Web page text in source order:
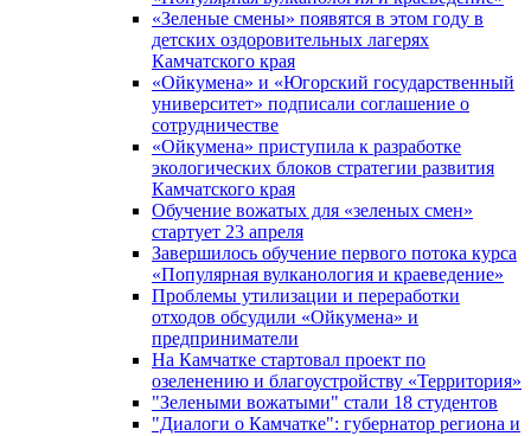
«Зеленые смены» появятся в этом году в
детских оздоровительных лагерях
Камчатского края
«Ойкумена» и «Югорский государственный
университет» подписали соглашение о
сотрудничестве
«Ойкумена» приступила к разработке
экологических блоков стратегии развития
Камчатского края
Обучение вожатых для «зеленых смен»
стартует 23 апреля
Завершилось обучение первого потока курса
«Популярная вулканология и краеведение»
Проблемы утилизации и переработки
отходов обсудили «Ойкумена» и
предприниматели
На Камчатке стартовал проект по
озеленению и благоустройству «Территория»
"Зелеными вожатыми" стали 18 студентов
"Диалоги о Камчатке": губернатор региона и